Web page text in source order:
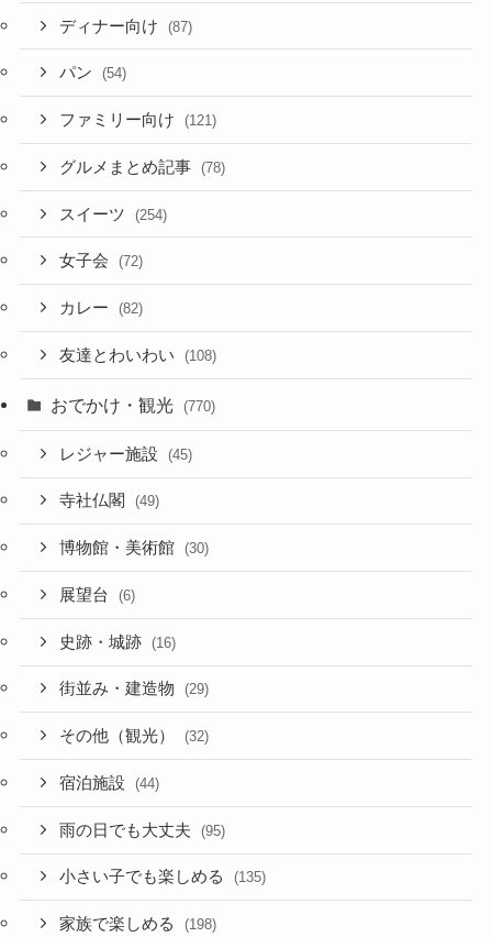
ディナー向け (87)
パン (54)
ファミリー向け (121)
グルメまとめ記事 (78)
スイーツ (254)
女子会 (72)
カレー (82)
友達とわいわい (108)
おでかけ・観光 (770)
レジャー施設 (45)
寺社仏閣 (49)
博物館・美術館 (30)
展望台 (6)
史跡・城跡 (16)
街並み・建造物 (29)
その他（観光） (32)
宿泊施設 (44)
雨の日でも大丈夫 (95)
小さい子でも楽しめる (135)
家族で楽しめる (198)